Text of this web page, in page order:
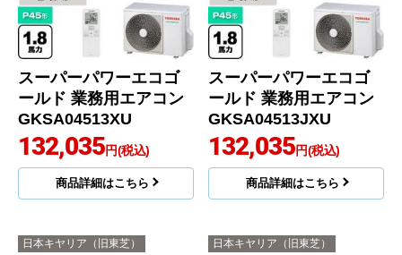
スーパーパワーエコゴ
ールド 業務用エアコン
GKSA04513XU
132,035円(税込)
商品詳細はこちら
スーパーパワーエコゴ
ールド 業務用エアコン
GKSA04513JXU
132,035円(税込)
商品詳細はこちら
日本キヤリア（旧東芝）
日本キヤリア（旧東芝）